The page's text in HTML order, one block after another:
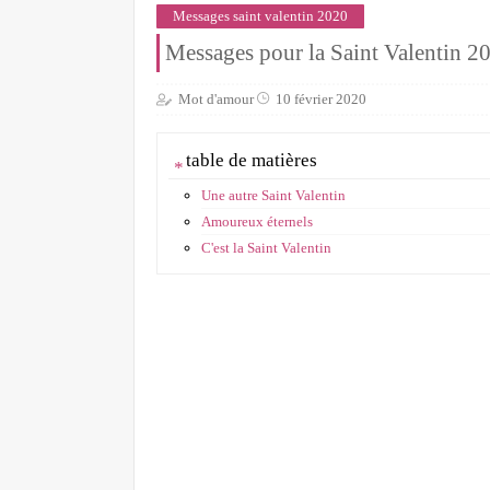
Messages saint valentin 2020
Messages pour la Saint Valentin
Mot d'amour 10 février 2020
table de matières
Une autre Saint Valentin
Amoureux éternels
C'est la Saint Valentin